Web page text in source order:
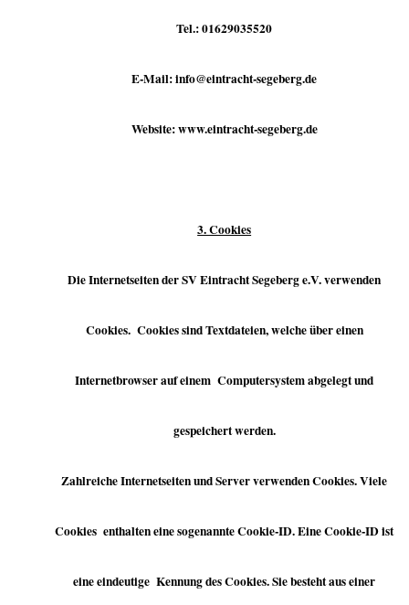
Tel.: 01629035520
E-Mail: info@eintracht-segeberg.de
Website: www.eintracht-segeberg.de
3. Cookies
Die Internetseiten der SV Eintracht Segeberg e.V. verwenden
Cookies. Cookies sind Textdateien, welche über einen
Internetbrowser auf einem Computersystem abgelegt und
gespeichert werden.
Zahlreiche Internetseiten und Server verwenden Cookies. Viele
Cookies enthalten eine sogenannte Cookie-ID. Eine Cookie-ID ist
eine eindeutige Kennung des Cookies. Sie besteht aus einer